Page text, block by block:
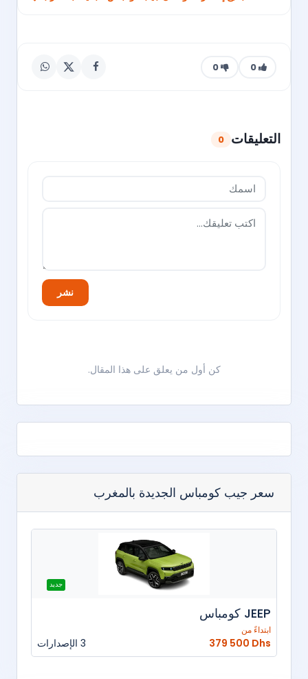
0
0
التعليقات 0
نشر
كن أول من يعلق على هذا المقال.
سعر جيب كومباس الجديدة بالمغرب
جديد
JEEP كومباس
ابتداءً من
379 500 Dhs 3 الإصدارات